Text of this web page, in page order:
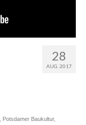
28
AUG. 2017
Potsdamer Baukultur,